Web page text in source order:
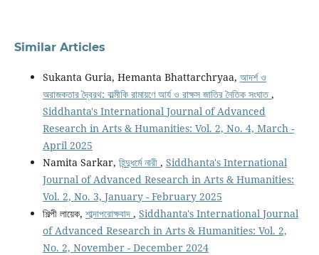
Similar Articles
Sukanta Guria, Hemanta Bhattarchryaa, আদর্শ ও
অরাজকতার দ্বৈরথ: বাল্মীকি রামায়ণে আর্য ও রাক্ষস জাতির নৈতিক সংঘাত,
Siddhanta's International Journal of Advanced
Research in Arts & Humanities: Vol. 2, No. 4, March -
April 2025
Namita Sarkar, হিন্দুধর্মে নারী , Siddhanta's International
Journal of Advanced Research in Arts & Humanities:
Vol. 2, No. 3, January - February 2025
শিল্পী লায়েক, শাব্দাপরোক্ষবাদ , Siddhanta's International Journal
of Advanced Research in Arts & Humanities: Vol. 2,
No. 2, November - December 2024